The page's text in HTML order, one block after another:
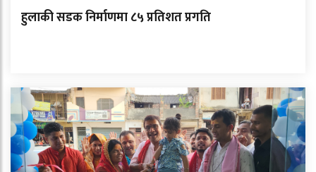
हुलाकी सडक निर्माणमा ८५ प्रतिशत प्रगति